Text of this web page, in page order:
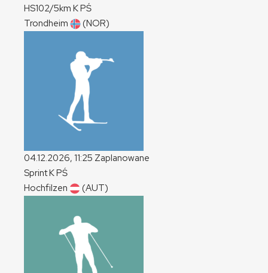
HS102/5km KPŚ
Trondheim
(NOR)
04.12.2026, 11:25 Zaplanowane
SprintKPŚ
Hochfilzen
(AUT)